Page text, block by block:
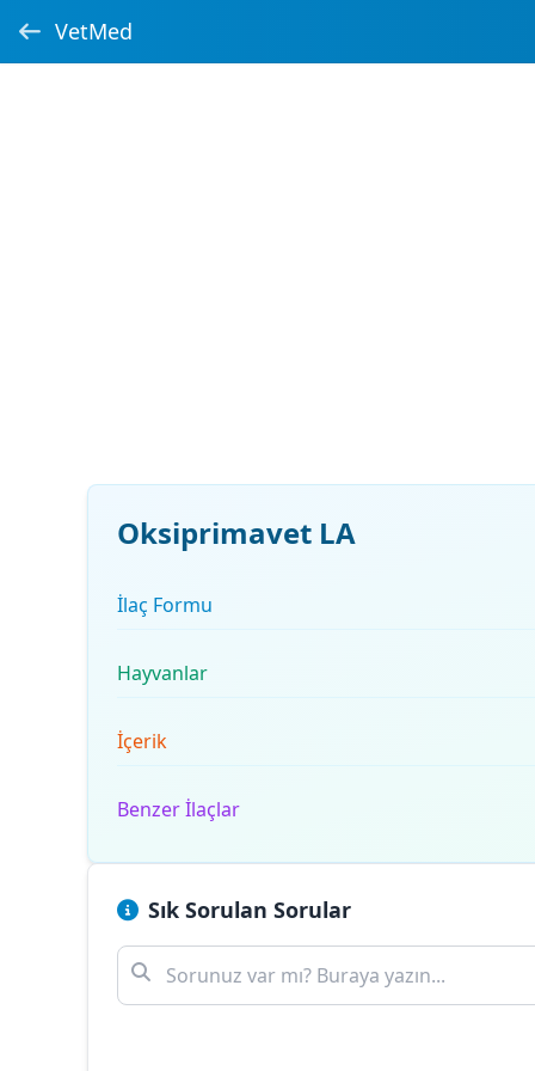
VetMed
Oksiprimavet LA
İlaç Formu
Hayvanlar
İçerik
Benzer İlaçlar
Sık Sorulan Sorular